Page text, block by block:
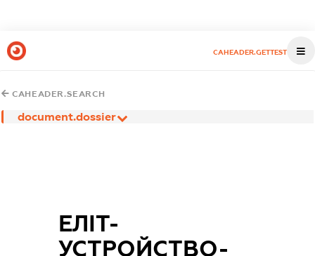
CAHEADER.GETTEST
CAHEADER.SEARCH
document.dossier
ЕЛІТ-
УСТРОЙСТВО-